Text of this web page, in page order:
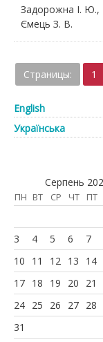
Задорожна І. Ю.,
Ємець З. В.
Страницы: 1
English
Українська
Серпень
ПН ВТ СР ЧТ ПТ
3
4 5 6 7
10
11 12 13 14
17 18 19 20 21
24 25 26 27 28
31